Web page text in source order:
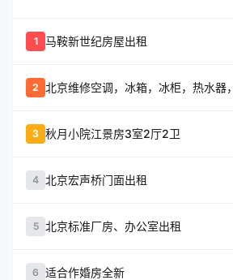
1 马鞍新世纪房屋出租
2 北京维修空调，冰箱，冰柜，热水器
3 秋月小院江景房3室2厅2卫
4 北京宏声桥门面出租
5 北京标准厂房、办公室出租
6 适合作婚房全新